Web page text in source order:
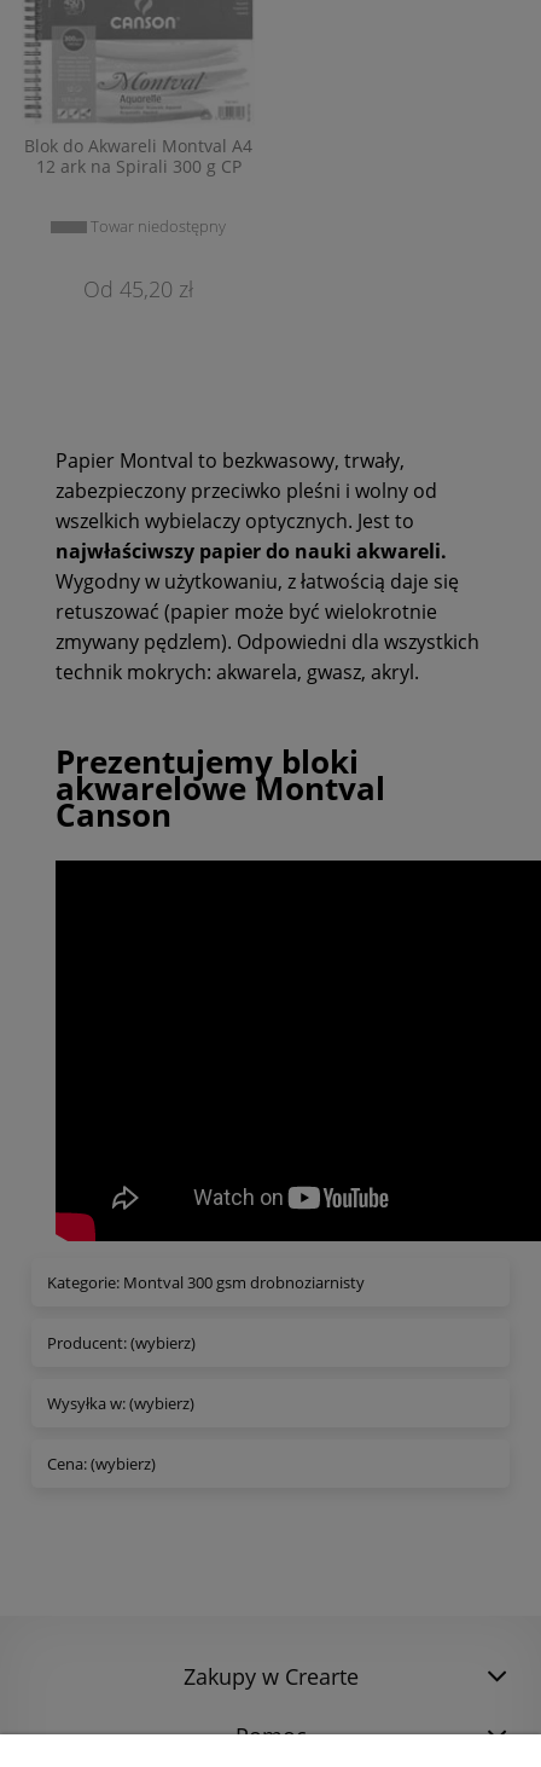
Blok do Akwareli Montval A4
12 ark na Spirali 300 g CP
Towar niedostępny
45,20 zł
Papier Montval to bezkwasowy, trwały,
zabezpieczony przeciwko pleśni i wolny od
wszelkich wybielaczy optycznych. Jest to
najwłaściwszy papier do nauki akwareli.
Wygodny w użytkowaniu, z łatwością daje się
retuszować (papier może być wielokrotnie
zmywany pędzlem). Odpowiedni dla wszystkich
technik mokrych: akwarela, gwasz, akryl.
Prezentujemy bloki
akwarelowe Montval
Canson
Kategorie: Montval 300 gsm drobnoziarnisty
Producent: (wybierz)
Wysyłka w: (wybierz)
Cena: (wybierz)
Zakupy w Crearte
Pomoc